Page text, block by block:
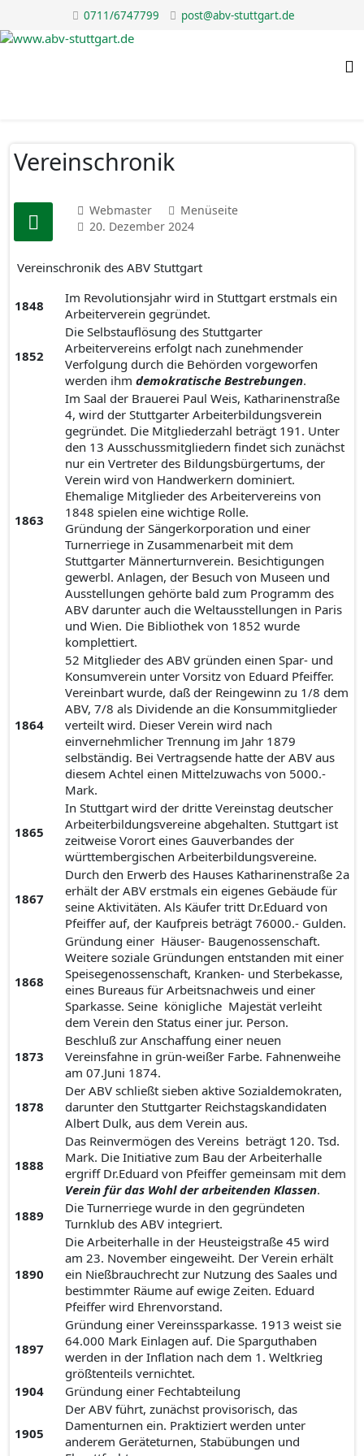
0711/6747799 post@abv-stuttgart.de
Vereinschronik
Webmaster
Menüseite
20. Dezember 2024
Vereinschronik des ABV Stuttgart
1848
Im Revolutionsjahr wird in Stuttgart erstmals ein
Arbeiterverein gegründet.
1852
Die Selbstauflösung des Stuttgarter
Arbeitervereins erfolgt nach zunehmender
Verfolgung durch die Behörden vorgeworfen
werden ihm demokratische Bestrebungen.
1863
Im Saal der Brauerei Paul Weis, Katharinenstraße
4, wird der Stuttgarter Arbeiterbildungsverein
gegründet. Die Mitgliederzahl beträgt 191. Unter
den 13 Ausschussmitgliedern findet sich zunächst
nur ein Vertreter des Bildungsbürgertums, der
Verein wird von Handwerkern dominiert.
Ehemalige Mitglieder des Arbeitervereins von
1848 spielen eine wichtige Rolle.
Gründung der Sängerkorporation und einer
Turnerriege in Zusammenarbeit mit dem
Stuttgarter Männerturnverein. Besichtigungen
gewerbl. Anlagen, der Besuch von Museen und
Ausstellungen gehörte bald zum Programm des
ABV darunter auch die Weltausstellungen in Paris
und Wien. Die Bibliothek von 1852 wurde
komplettiert.
1864
52 Mitglieder des ABV gründen einen Spar- und
Konsumverein unter Vorsitz von Eduard Pfeiffer.
Vereinbart wurde, daß der Reingewinn zu 1/8 dem
ABV, 7/8 als Dividende an die Konsummitglieder
verteilt wird. Dieser Verein wird nach
einvernehmlicher Trennung im Jahr 1879
selbständig. Bei Vertragsende hatte der ABV aus
diesem Achtel einen Mittelzuwachs von 5000.-
Mark.
1865
In Stuttgart wird der dritte Vereinstag deutscher
Arbeiterbildungsvereine abgehalten. Stuttgart ist
zeitweise Vorort eines Gauverbandes der
württembergischen Arbeiterbildungsvereine.
1867
Durch den Erwerb des Hauses Katharinenstraße 2a
erhält der ABV erstmals ein eigenes Gebäude für
seine Aktivitäten. Als Käufer tritt Dr.Eduard von
Pfeiffer auf, der Kaufpreis beträgt 76000.- Gulden.
1868
Gründung einer Häuser- Baugenossenschaft.
Weitere soziale Gründungen entstanden mit einer
Speisegenossenschaft, Kranken- und Sterbekasse,
eines Bureaus für Arbeitsnachweis und einer
Sparkasse. Seine königliche Majestät verleiht
dem Verein den Status einer jur. Person.
1873
Beschluß zur Anschaffung einer neuen
Vereinsfahne in grün-weißer Farbe. Fahnenweihe
am 07.Juni 1874.
1878
Der ABV schließt sieben aktive Sozialdemokraten,
darunter den Stuttgarter Reichstagskandidaten
Albert Dulk, aus dem Verein aus.
1888
Das Reinvermögen des Vereins beträgt 120. Tsd.
Mark. Die Initiative zum Bau der Arbeiterhalle
ergriff Dr.Eduard von Pfeiffer gemeinsam mit dem
Verein für das Wohl der arbeitenden Klassen.
1889
Die Turnerriege wurde in den gegründeten
Turnklub des ABV integriert.
1890
Die Arbeiterhalle in der Heusteigstraße 45 wird
am 23. November eingeweiht. Der Verein erhält
ein Nießbrauchrecht zur Nutzung des Saales und
bestimmter Räume auf ewige Zeiten. Eduard
Pfeiffer wird Ehrenvorstand.
1897
Gründung einer Vereinssparkasse. 1913 weist sie
64.000 Mark Einlagen auf. Die Sparguthaben
werden in der Inflation nach dem 1. Weltkrieg
größtenteils vernichtet.
1904
Gründung einer Fechtabteilung
1905
Der ABV führt, zunächst provisorisch, das
Damenturnen ein. Praktiziert werden unter
anderem Geräteturnen, Stabübungen und